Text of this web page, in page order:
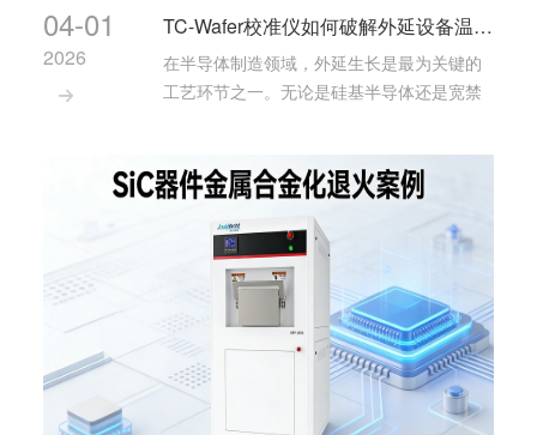
04-01
2026

TC-Wafer校准仪如何破解外延设备温场均匀性难题
在半导体制造领域，外延生长是最为关键的
工艺环节之一。无论是硅基半导体还是宽禁
而影响外延质量的核心因素之一，就是反应
腔内的温度均匀性。 ···